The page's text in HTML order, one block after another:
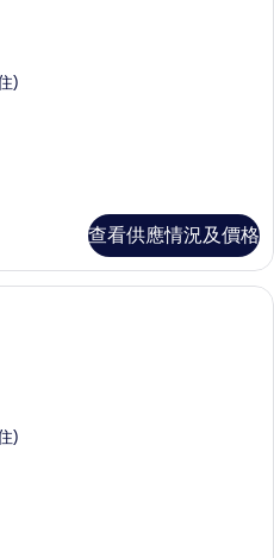
)
查看供應情況及價格
意大利 Frette 床單、防敏寢具、特厚
)